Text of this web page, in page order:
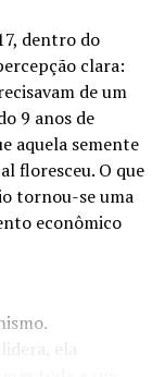
longo prazo
e
movimento
o
se
para o
do Brasil – é
turístico e
nacionais e
dentro do
clara:
de um
9 anos de
aquela semente
floresceu. O que
tornou-se uma
econômico
ela